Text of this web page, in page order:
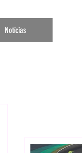
Notícias